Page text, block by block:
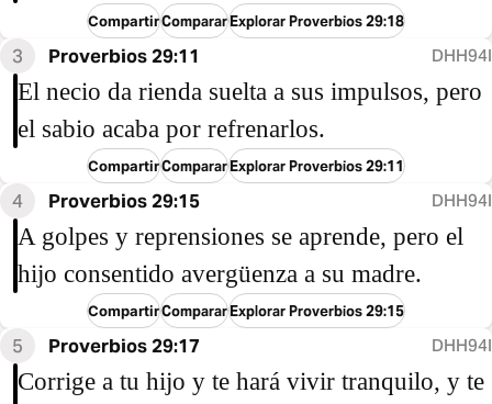
CompartirCompararExplorar Proverbios 29:18
3 Proverbios 29:11 DHH94I
El necio da rienda suelta a sus impulsos, pero
el sabio acaba por refrenarlos.
CompartirCompararExplorar Proverbios 29:11
4 Proverbios 29:15 DHH94I
A golpes y reprensiones se aprende, pero el
hijo consentido avergüenza a su madre.
CompartirCompararExplorar Proverbios 29:15
5 Proverbios 29:17 DHH94I
Corrige a tu hijo y te hará vivir tranquilo, y te